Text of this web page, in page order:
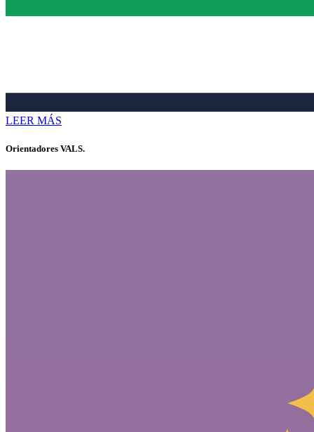
LEER MÁS
Orientadores VALS.